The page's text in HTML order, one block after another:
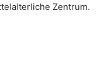
Zentrum.